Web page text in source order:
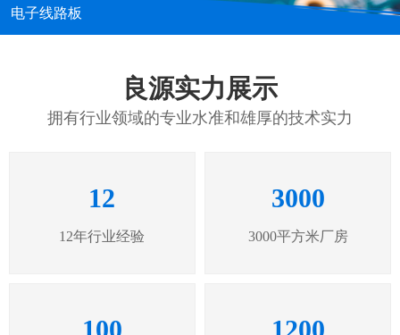
电子线路板
良源实力展示
拥有行业领域的专业水准和雄厚的技术实力
12
12年行业经验
3000
3000平方米厂房